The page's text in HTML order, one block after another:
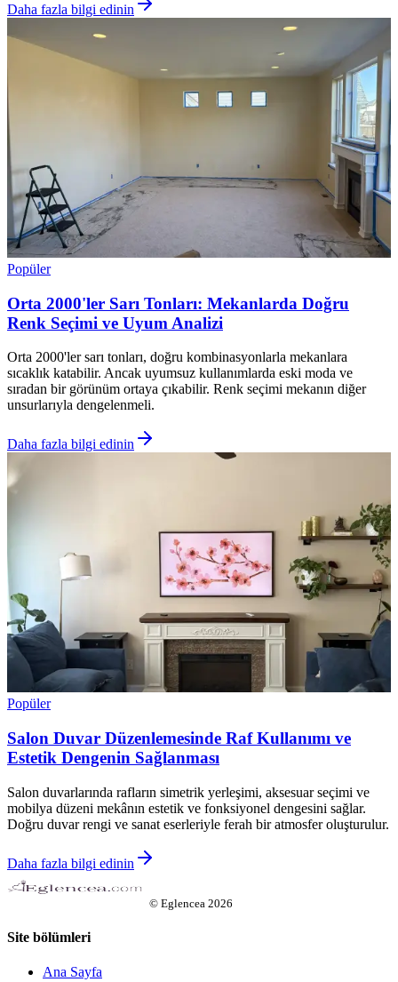
Daha fazla bilgi edinin
Popüler
Orta 2000'ler Sarı Tonları: Mekanlarda Doğru
Renk Seçimi ve Uyum Analizi
Orta 2000'ler sarı tonları, doğru kombinasyonlarla mekanlara
sıcaklık katabilir. Ancak uyumsuz kullanımlarda eski moda ve
sıradan bir görünüm ortaya çıkabilir. Renk seçimi mekanın diğer
unsurlarıyla dengelenmeli.
Daha fazla bilgi edinin
Popüler
Salon Duvar Düzenlemesinde Raf Kullanımı ve
Estetik Dengenin Sağlanması
Salon duvarlarında rafların simetrik yerleşimi, aksesuar seçimi ve
mobilya düzeni mekânın estetik ve fonksiyonel dengesini sağlar.
Doğru duvar rengi ve sanat eserleriyle ferah bir atmosfer oluşturulur.
Daha fazla bilgi edinin
© Eglencea 2026
Site bölümleri
Ana Sayfa